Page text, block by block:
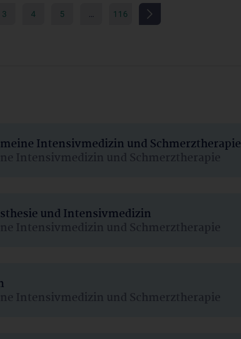
3 4 5 … 116
Intensivmedizin und Schmerztherapie
Intensivmedizin und Schmerztherapie
und Intensivmedizin
Intensivmedizin und Schmerztherapie
Intensivmedizin und Schmerztherapie